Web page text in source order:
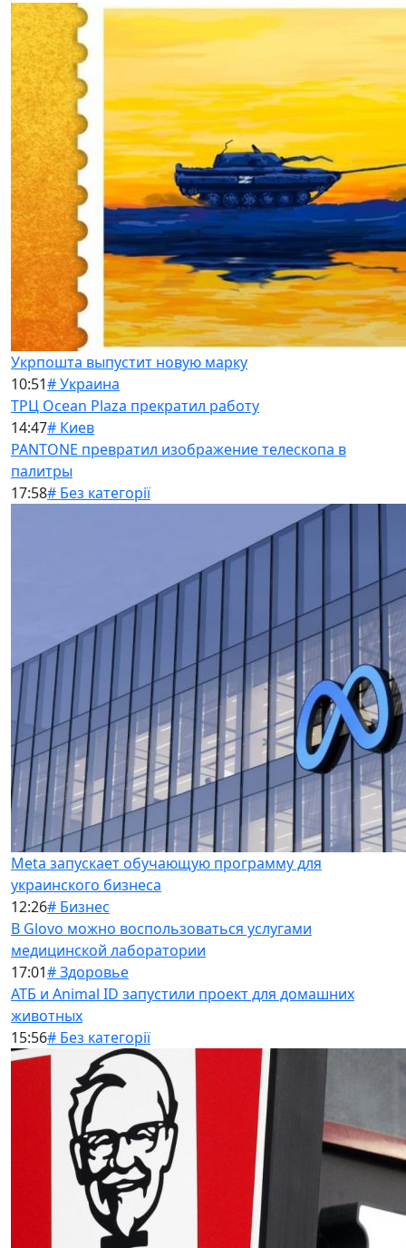
Укрпошта выпустит новую марку
10:51# Украина
ТРЦ Ocean Plaza прекратил работу
14:47# Киев
PANTONE превратил изображение телескопа в
палитры
17:58# Без категорії
Meta запускает обучающую программу для
украинского бизнеса
12:26# Бизнес
В Glovo можно воспользоваться услугами
медицинской лаборатории
17:01# Здоровье
АТБ и Animal ID запустили проект для домашних
животных
15:56# Без категорії